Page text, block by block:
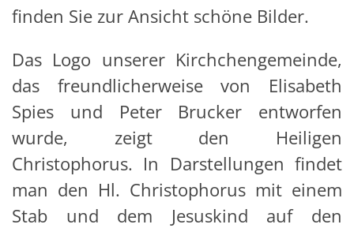
finden Sie zur Ansicht schöne Bilder.
Das Logo unserer Kirchchengemeinde,
das freundlicherweise von Elisabeth
Spies und Peter Brucker entworfen
wurde, zeigt den Heiligen
Christophorus. In Darstellungen findet
man den Hl. Christophorus mit einem
Stab und dem Jesuskind auf den